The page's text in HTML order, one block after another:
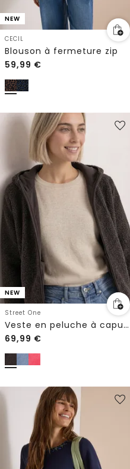
NEW
CECIL
Blouson à fermeture zip
59,99 €
NEW
Street One
Veste en peluche à capuche et poches
69,99 €